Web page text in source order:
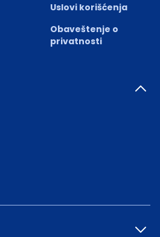
Uslovi korišćenja
Obaveštenje o
privatnosti